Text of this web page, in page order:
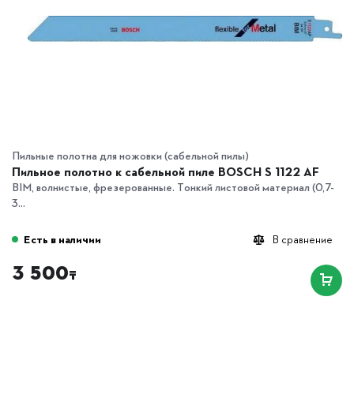
Пильные полотна для ножовки (сабельной пилы)
Пильное полотно к сабельной пиле BOSCH S 1122 AF
BIM, волнистые, фрезерованные. Тонкий листовой материал (0,7-
3...
В сравнение
Есть в наличии
3 500₸